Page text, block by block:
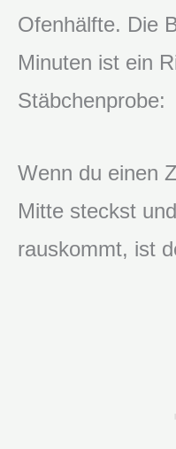
Ofenhälfte. Die
Minuten ist ein
Stäbchenprobe:
Wenn du einen
Mitte steckst
rauskommt, ist